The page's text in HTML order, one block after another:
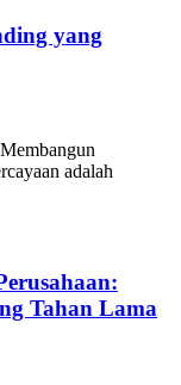
yang
adalah
Tahan Lama